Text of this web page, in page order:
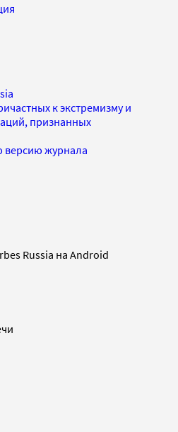
к экстремизму и
признанных
версию журнала
Russia на Android